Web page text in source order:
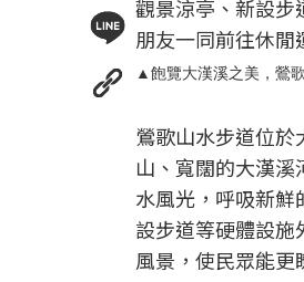
觀景涼亭、新設步
朋友一同前往休閒
▲飽覽大漢溪之美，鶯
鶯歌山水步道位
山、寬闊的大漢
水風光，呼吸新
設步道等硬體設
風景，使民眾能更